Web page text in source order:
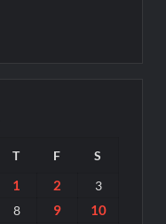
T F S
1 2
3
8 9
10